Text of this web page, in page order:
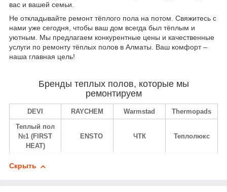
вас и вашей семьи.
Не откладывайте ремонт тёплого пола на потом. Свяжитесь с
нами уже сегодня, чтобы ваш дом всегда был тёплым и
уютным. Мы предлагаем конкурентные цены и качественные
услуги по ремонту тёплых полов в Алматы. Ваш комфорт –
наша главная цель!
Бренды теплых полов, которые мы
ремонтируем
DEVI RAYCHEM Warmstad
Thermopads
Теплый пол
№1 (FIRST
HEAT)
ENSTO ЧТК Теплолюкс
Скрыть